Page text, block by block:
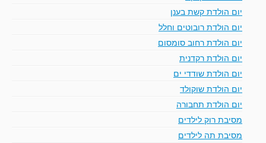
יום הולדת קשת בענן
יום הולדת רובוטים וחלל
יום הולדת רחוב סומסום
יום הולדת רקדנית
יום הולדת שודדי ים
יום הולדת שוקולד
יום הולדת תחבורה
מסיבת רוק לילדים
מסיבת תה לילדים